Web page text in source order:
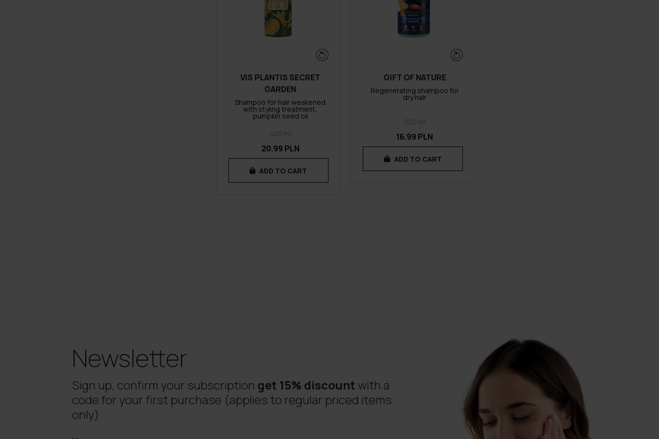
VIS PLANTIS SECRET
GARDEN
Shampoo for hair weakened
with styling treatment,
pumpkin seed oil
400 ml
20.99 PLN
ADD TO CART
GIFT OF NATURE
Regenerating shampoo for
dry hair
300 ml
16.99 PLN
ADD TO CART
Newsletter
Sign up, confirm your subscription get 15% discount with a
code for your first purchase (applies to regular priced items
only)